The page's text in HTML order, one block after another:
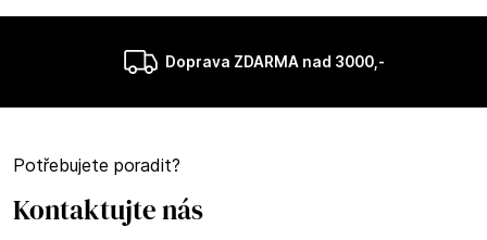
Doprava ZDARMA nad 3000,-
Potřebujete poradit?
Kontaktujte nás